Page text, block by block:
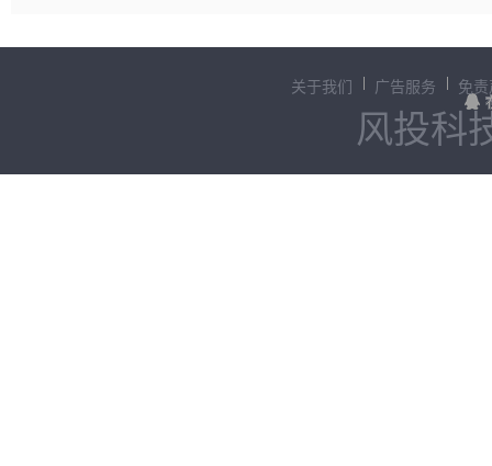
关于我们 广告服务 免
风投科